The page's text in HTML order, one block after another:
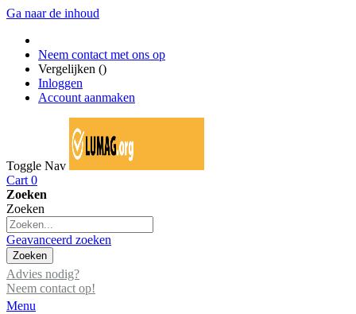
Ga naar de inhoud
Neem contact met ons op
Vergelijken ()
Inloggen
Account aanmaken
Toggle Nav
Cart 0
Zoeken
Zoeken
Geavanceerd zoeken
Zoeken
Advies nodig?
Neem contact op!
Menu